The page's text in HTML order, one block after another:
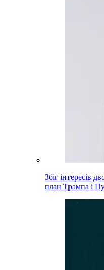
Збіг інтересів
план Трампа і